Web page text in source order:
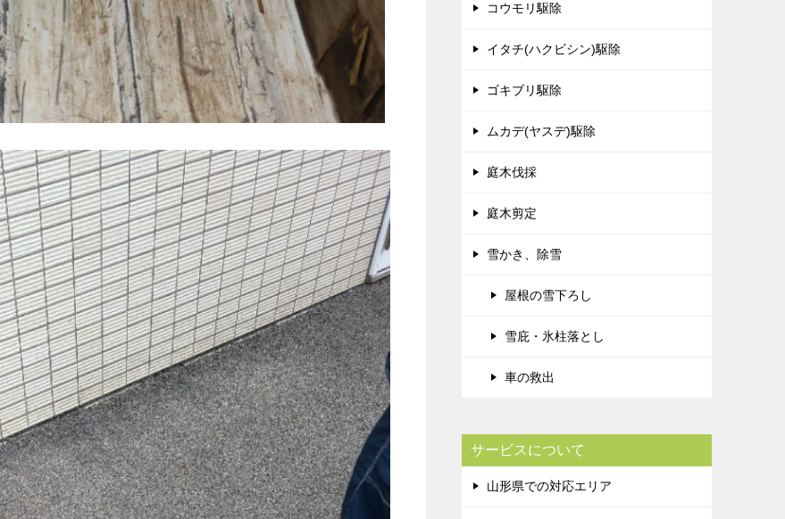
コウモリ駆除
イタチ(ハクビシン)駆除
ゴキブリ駆除
ムカデ(ヤスデ)駆除
庭木伐採
庭木剪定
雪かき、除雪
屋根の雪下ろし
雪庇・氷柱落とし
車の救出
サービスについて
山形県での対応エリア